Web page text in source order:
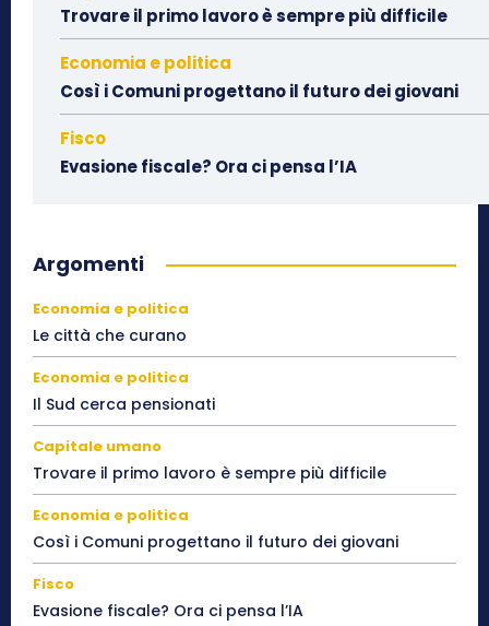
Trovare il primo lavoro è sempre più difficile
Economia e politica
Così i Comuni progettano il futuro dei giovani
Fisco
Evasione fiscale? Ora ci pensa l’IA
Argomenti
Economia e politica
Le città che curano
Economia e politica
Il Sud cerca pensionati
Capitale umano
Trovare il primo lavoro è sempre più difficile
Economia e politica
Così i Comuni progettano il futuro dei giovani
Fisco
Evasione fiscale? Ora ci pensa l’IA